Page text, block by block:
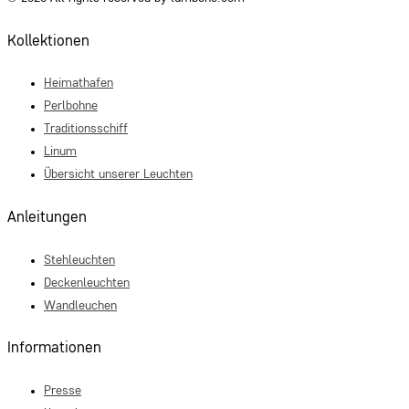
Kollektionen
Heimathafen
Perlbohne
Traditionsschiff
Linum
Übersicht unserer Leuchten
Anleitungen
Stehleuchten
Deckenleuchten
Wandleuchen
Informationen
Presse